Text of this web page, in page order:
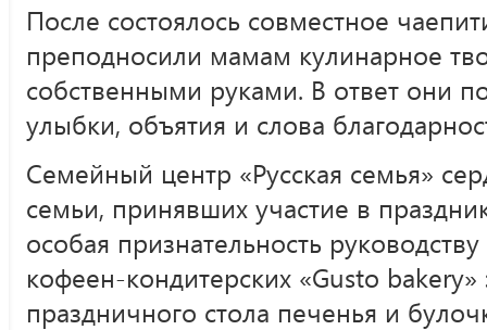
После состоялось совместное
преподносили мамам кулинарное
собственными руками. В ответ они
улыбки, объятия и слова
Семейный центр «Русская семья»
семьи, принявших участие в
особая признательность
кофеен-кондитерских «Gusto
праздничного стола печенья и